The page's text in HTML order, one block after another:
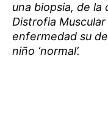
una biopsia, de la
Distrofia
enfermedad su
niño ‘normal’.